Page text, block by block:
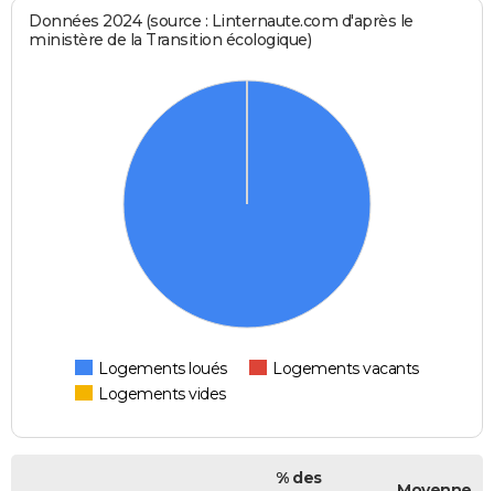
Données 2024 (source : Linternaute.com d'après le
ministère de la Transition écologique)
Logements loués
Logements vacants
Logements vides
% des